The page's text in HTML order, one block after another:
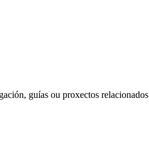
guías ou proxectos relacionados